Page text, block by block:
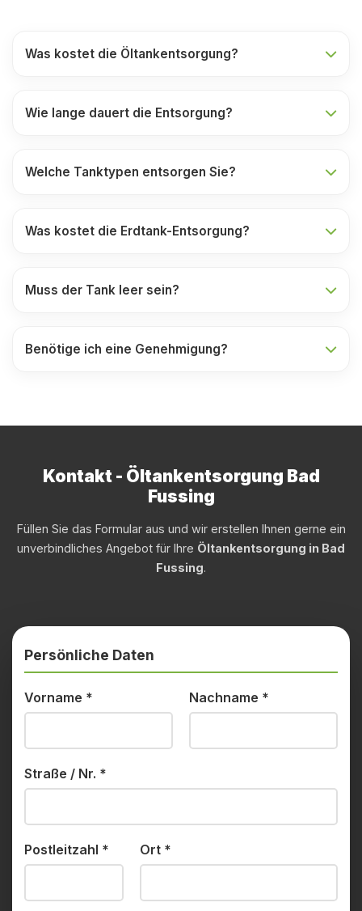
Was kostet die Öltankentsorgung?
Wie lange dauert die Entsorgung?
Welche Tanktypen entsorgen Sie?
Was kostet die Erdtank-Entsorgung?
Muss der Tank leer sein?
Benötige ich eine Genehmigung?
Kontakt - Öltankentsorgung Bad
Fussing
Füllen Sie das Formular aus und wir erstellen Ihnen gerne ein
unverbindliches Angebot für Ihre Öltankentsorgung in Bad
Fussing.
Persönliche Daten
Vorname * Nachname *
Straße / Nr. *
Postleitzahl * Ort *